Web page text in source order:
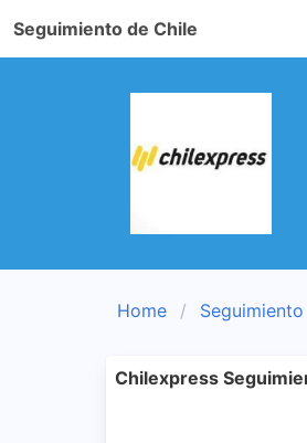
Seguimiento de Chile
Home
Chilexpress